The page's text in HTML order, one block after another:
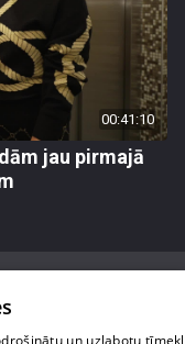
00:41:10
jau pirmajā
un uzlabotu